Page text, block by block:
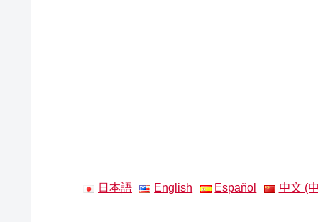
日本語 English Español 中文 (